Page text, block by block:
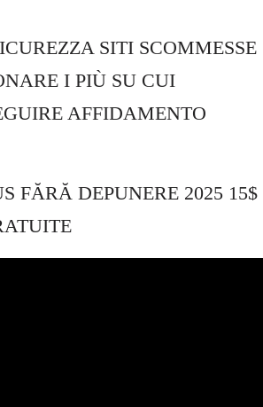
SITI SCOMMESSE
I PIÙ SU CUI
AFFIDAMENTO
FĂRĂ DEPUNERE 2025 15$